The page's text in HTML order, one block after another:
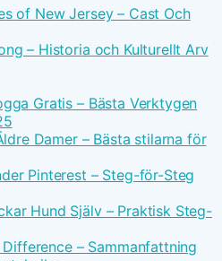
of New Jersey – Cast Och
– Historia och Kulturellt Arv
Gratis – Bästa Verktygen
Damer – Bästa stilarna för
Pinterest – Steg-för-Steg
Hund Själv – Praktisk Steg-
– Sammanfattning